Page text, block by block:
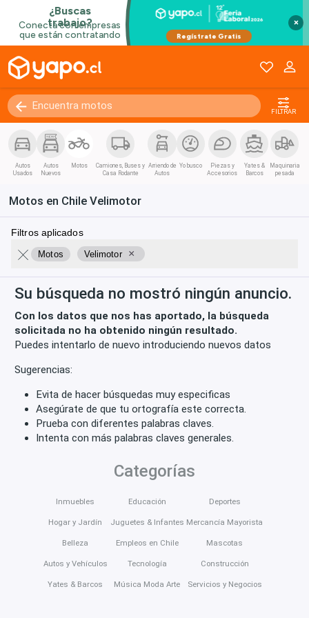
×
FILTRAR
Autos
Usados
Autos
Nuevos
Motos
Camiones, Buses y
Casa Rodante
Arriendo de
Autos
Yo busco
Piezas y
Accesorios
Yates &
Barcos
Maquinaria
pesada
Motos en Chile Velimotor
Filtros aplicados
Motos Velimotor ×
Su búsqueda no mostró ningún anuncio.
Con los datos que nos has aportado, la búsqueda
solicitada no ha obtenido ningún resultado.
Puedes intentarlo de nuevo introduciendo nuevos datos
Sugerencias:
Evita de hacer búsquedas muy especificas
Asegúrate de que tu ortografía este correcta.
Prueba con diferentes palabras claves.
Intenta con más palabras claves generales.
Categorías
Inmuebles
Hogar y Jardín
Belleza
Autos y Vehículos
Yates & Barcos
Educación
Juguetes & Infantes
Empleos en Chile
Tecnología
Música Moda Arte
Deportes
Mercancía Mayorista
Mascotas
Construcción
Servicios y Negocios